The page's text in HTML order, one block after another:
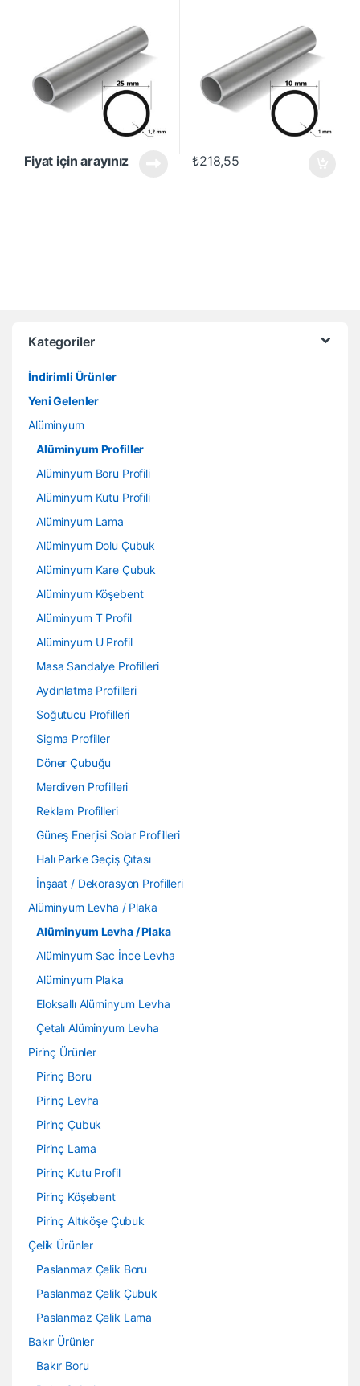
Fiyat için arayınız ₺218,55
Kategoriler
İndirimli Ürünler
Yeni Gelenler
Alüminyum
Alüminyum Profiller
Alüminyum Boru Profili
Alüminyum Kutu Profili
Alüminyum Lama
Alüminyum Dolu Çubuk
Alüminyum Kare Çubuk
Alüminyum Köşebent
Alüminyum T Profil
Alüminyum U Profil
Masa Sandalye Profilleri
Aydınlatma Profilleri
Soğutucu Profilleri
Sigma Profiller
Döner Çubuğu
Merdiven Profilleri
Reklam Profilleri
Güneş Enerjisi Solar Profilleri
Halı Parke Geçiş Çıtası
İnşaat / Dekorasyon Profilleri
Alüminyum Levha / Plaka
Alüminyum Levha / Plaka
Alüminyum Sac İnce Levha
Alüminyum Plaka
Eloksallı Alüminyum Levha
Çetalı Alüminyum Levha
Pirinç Ürünler
Pirinç Boru
Pirinç Levha
Pirinç Çubuk
Pirinç Lama
Pirinç Kutu Profil
Pirinç Köşebent
Pirinç Altıköşe Çubuk
Çelik Ürünler
Paslanmaz Çelik Boru
Paslanmaz Çelik Çubuk
Paslanmaz Çelik Lama
Bakır Ürünler
Bakır Boru